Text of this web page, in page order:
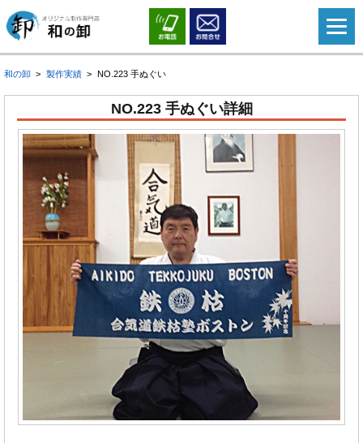
和の卸 製作実績 NO.223 手ぬぐい
NO.223 手ぬぐい詳細